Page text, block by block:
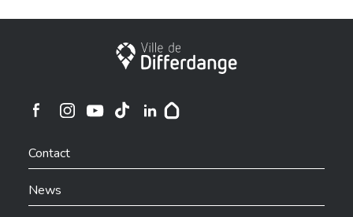
City of Differdange
Ville de Differdange sur Instagram
Contact
News